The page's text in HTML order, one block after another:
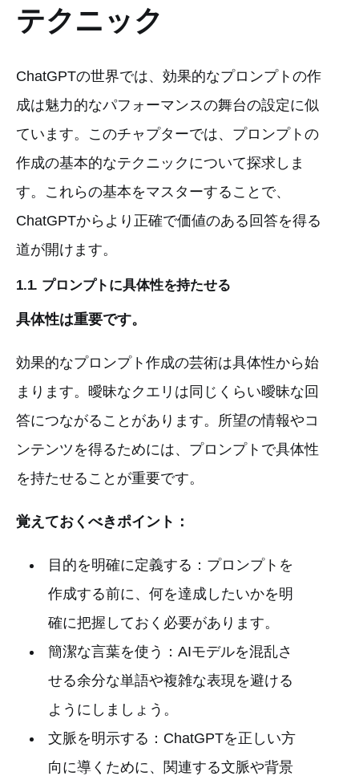
テクニック
ChatGPTの世界では、効果的なプロンプトの作
成は魅力的なパフォーマンスの舞台の設定に似
ています。このチャプターでは、プロンプトの
作成の基本的なテクニックについて探求しま
す。これらの基本をマスターすることで、
ChatGPTからより正確で価値のある回答を得る
道が開けます。
1.1. プロンプトに具体性を持たせる
具体性は重要です。
効果的なプロンプト作成の芸術は具体性から始
まります。曖昧なクエリは同じくらい曖昧な回
答につながることがあります。所望の情報やコ
ンテンツを得るためには、プロンプトで具体性
を持たせることが重要です。
覚えておくべきポイント：
目的を明確に定義する：プロンプトを
作成する前に、何を達成したいかを明
確に把握しておく必要があります。
簡潔な言葉を使う：AIモデルを混乱さ
せる余分な単語や複雑な表現を避ける
ようにしましょう。
文脈を明示する：ChatGPTを正しい方
向に導くために、関連する文脈や背景